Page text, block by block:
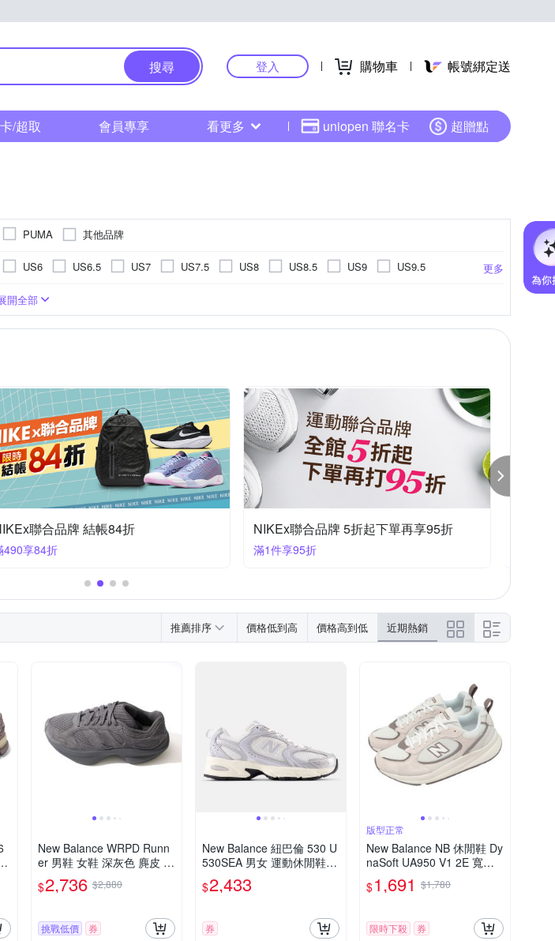
搜尋 登入 購物車 帳號綁定送
/超取 會員專享 看更多 uniopen 聯名卡 超贈點
PUMA 其他品牌
更多
US6 US6.5 US7 US7.5 US8 US8.5 US9
US9.5
EU42 EU43 EU44 EU45 EU46 UK3 UK3.5
UK4
休閒拖鞋
12cm
造皮革
開全部
聯合品牌 結帳84折
490享84折
NIKEx聯合品牌 5折起下單再享95折
滿1件享95折
推薦排序 價格低到高 價格高到低 近期熱銷
New Balance WRPD Runn
er 男鞋 女鞋 深灰色 麂皮 D
楦 復古 休閒 慢跑鞋 UWRP
DTBE
$2,736 $2,880
挑戰低價 券
New Balance 紐巴倫 530 U
530SEA 男女 運動休閒鞋
復古鞋 緩震 舒適 穿搭 銀灰
$2,433
券
版型正常
New Balance NB 休閒鞋 Dy
naSoft UA950 V1 2E 寬楦
男鞋 女鞋 米白 緩衝 U9503
B2-2E
$1,691 $1,780
限時下殺 券